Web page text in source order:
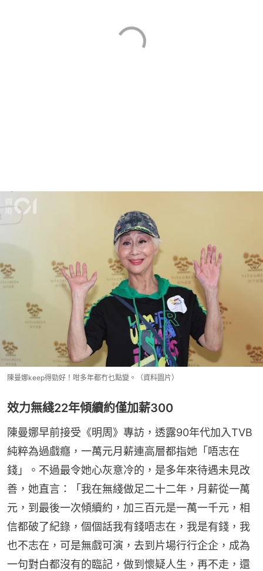
陳曼娜keep得勁好！咁多年都冇乜點變。（資料圖片）
效力無綫22年傾續約僅加薪300
陳曼娜早前接受《明周》專訪，透露90年代加入TVB
純粹為過戲癮，一萬元月薪連高層都指她「唔志在
錢」。不過最令她心灰意冷的，是多年來待遇未見改
善，她直言：「我在無綫做足二十二年，月薪從一萬
元，到最後一次傾續約，加三百元是一萬一千元，相
信都破了紀錄，個個話我有錢唔志在，我是有錢，我
也不志在，可是無戲可演，去到片場行行企企，成為
一句對白都沒有的臨記，做到懷疑人生，再不走，還